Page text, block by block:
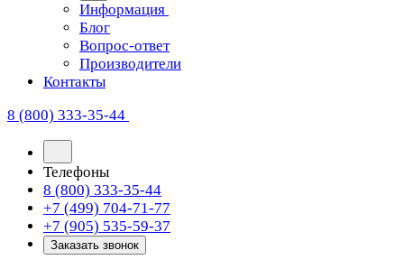
Информация
Блог
Вопрос-ответ
Производители
Контакты
8 (800) 333-35-44
Телефоны
8 (800) 333-35-44
+7 (499) 704-71-77
+7 (905) 535-59-37
Заказать звонок